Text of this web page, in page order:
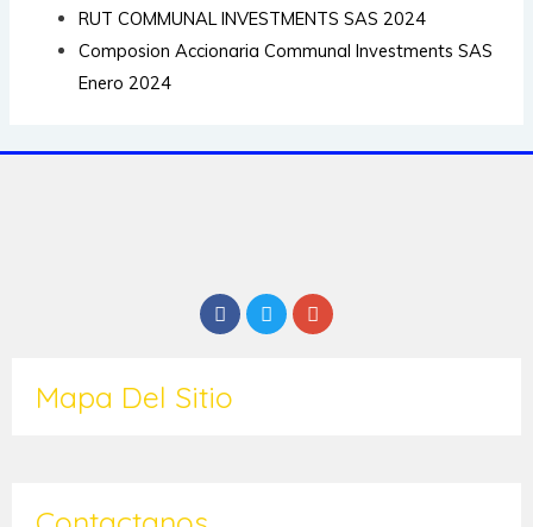
RUT COMMUNAL INVESTMENTS SAS 2024
Composion Accionaria Communal Investments SAS
Enero 2024
Mapa Del Sitio